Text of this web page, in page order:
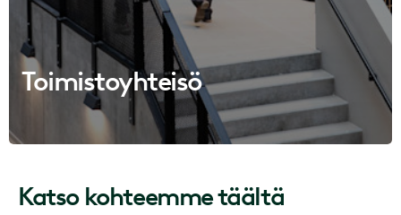
Toimistoyhteisö
Katso kohteemme täältä